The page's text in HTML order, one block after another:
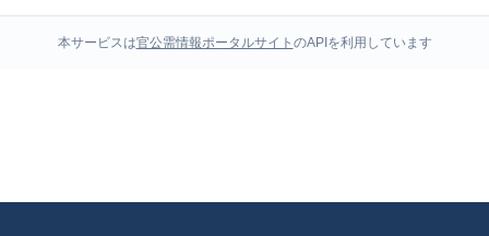
本サービスは官公需情報ポータルサイト のAPIを利用しています